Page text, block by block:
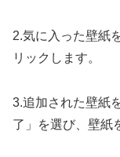
2.気に入った壁紙
リックします。
3.追加された壁紙
了」を選び、壁紙